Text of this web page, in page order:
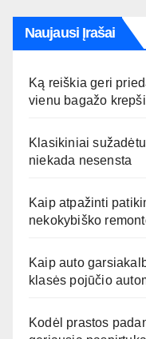
Naujausi Įrašai
Ką reiškia geri
vienu bagažo
Klasikiniai
niekada nesensta
Kaip atpažinti
nekokybiško
Kaip auto
klasės pojūčio
Kodėl prastos